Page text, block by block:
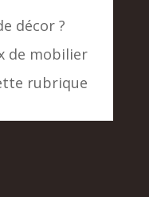
décor ?
de mobilier
rubrique